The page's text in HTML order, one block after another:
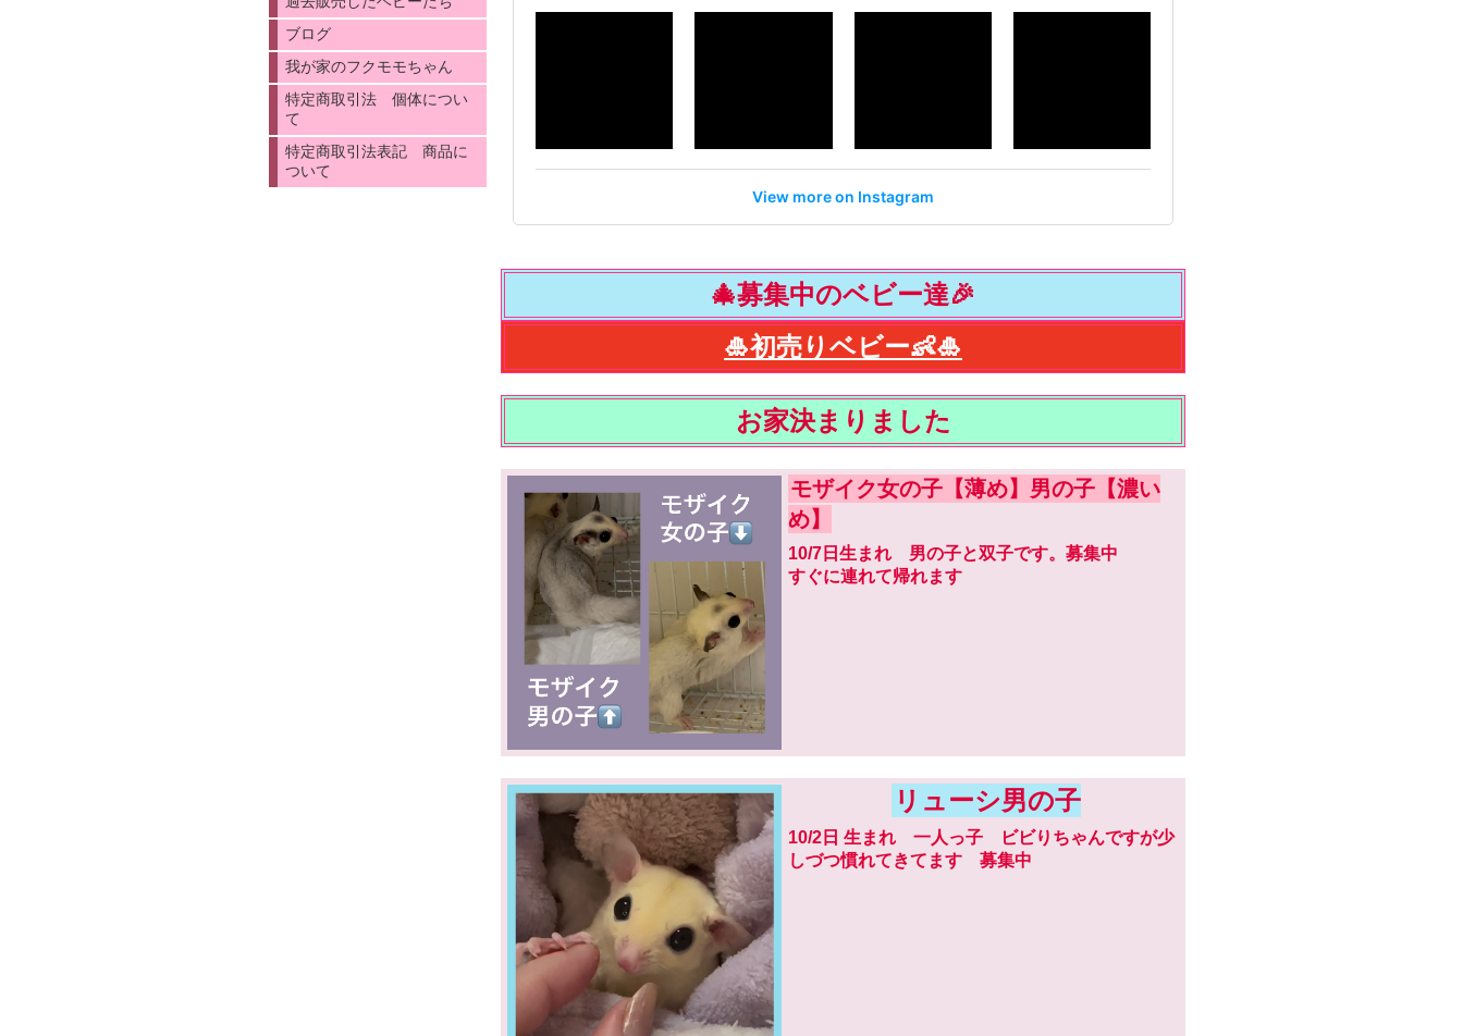
View more on Instagram
🎄募集中のベビー達🎉
🎍初売りベビー👶🎍
お家決まりました
モザイク女の子【薄め】男の子【濃い
め】
10/7日生まれ 男の子と双子です。募集中
すぐに連れて帰れます
リューシ男の子
10/2日 生まれ 一人っ子 ビビりちゃんですが少
しづつ慣れてきてます 募集中
ブログ
我が家のフクモモちゃん
特定商取引法 個体につい
て
特定商取引法表記 商品に
ついて